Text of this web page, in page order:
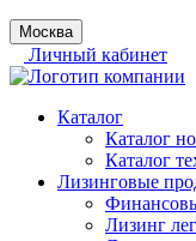
Москва
Личный кабинет
Каталог
Каталог
Каталог
Лизинговые
Лизинг